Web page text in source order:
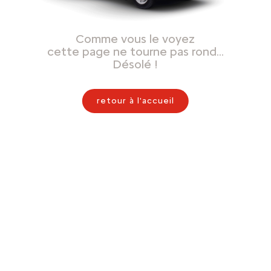
Comme vous le voyez
cette page ne tourne pas rond…
Désolé !
retour à l'accueil